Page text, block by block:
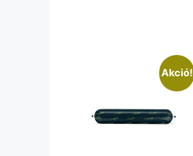
Akció!